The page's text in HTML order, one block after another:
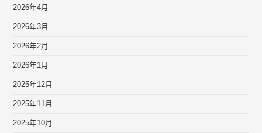
2026年4月
2026年3月
2026年2月
2026年1月
2025年12月
2025年11月
2025年10月